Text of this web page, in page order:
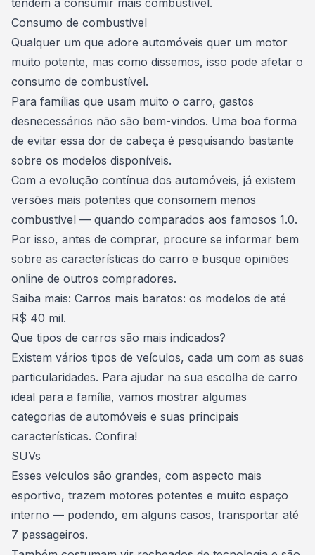
tendem a consumir mais combustível.
Consumo de combustível
Qualquer um que adore automóveis quer um motor
muito potente, mas como dissemos, isso pode afetar o
consumo de combustível.
Para famílias que usam muito o carro, gastos
desnecessários não são bem-vindos. Uma boa forma
de evitar essa dor de cabeça é pesquisando bastante
sobre os modelos disponíveis.
Com a evolução contínua dos automóveis, já existem
versões mais potentes que consomem menos
combustível — quando comparados aos famosos 1.0.
Por isso, antes de comprar, procure se informar bem
sobre as características do carro e busque opiniões
online de outros compradores.
Saiba mais: Carros mais baratos: os modelos de até
R$ 40 mil.
Que tipos de carros são mais indicados?
Existem vários tipos de veículos, cada um com as suas
particularidades. Para ajudar na sua escolha de carro
ideal para a família, vamos mostrar algumas
categorias de automóveis e suas principais
características. Confira!
SUVs
Esses veículos são grandes, com aspecto mais
esportivo, trazem motores potentes e muito espaço
interno — podendo, em alguns casos, transportar até
7 passageiros.